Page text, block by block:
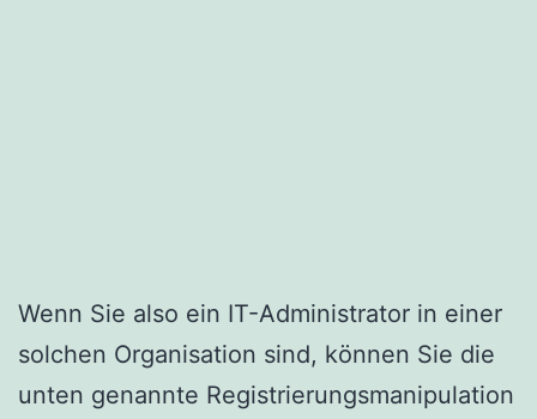
Wenn Sie also ein IT-Administrator in einer
solchen Organisation sind, können Sie die
unten genannte Registrierungsmanipulation